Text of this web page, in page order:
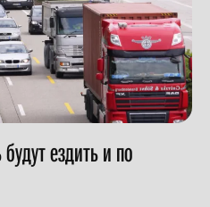
ездить и по